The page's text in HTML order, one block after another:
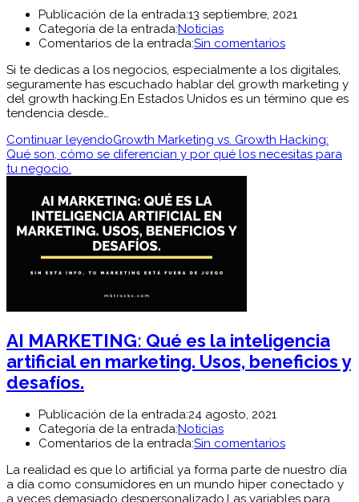
Publicación de la entrada:13 septiembre, 2021
Categoría de la entrada:Noticias
Comentarios de la entrada:Sin comentarios
Si te dedicas a los negocios, especialmente a los digitales,
seguramente has escuchado hablar del growth marketing y
del growth hacking.En Estados Unidos es un término que es
tendencia desde…
Continuar leyendoGrowth Marketing vs. Growth Hacking:
Qué son, cómo se diferencian y por qué los necesitas para
tu negocio.
AI MARKETING: Qué es la inteligencia
artificial en marketing. Usos, beneficios y
desafíos.
Publicación de la entrada:24 agosto, 2021
Categoría de la entrada:Noticias
Comentarios de la entrada:Sin comentarios
La realidad es que lo artificial ya forma parte de nuestro día
a día como consumidores en un mundo hiper conectado y
a veces demasiado despersonalizado.Las variables para